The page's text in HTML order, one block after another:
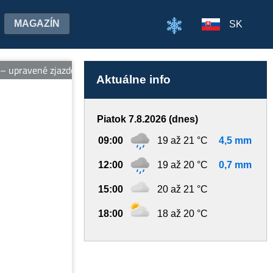
MAGAZÍN SK
zjazdovky, vleky, ubytovanie pri svahu, wellness a
Aktuálne info
Piatok 7.8.2026 (dnes)
09:00 19 až 21 °C 4,5 mm
12:00 19 až 20 °C 0,7 mm
15:00 20 až 21 °C
18:00 18 až 20 °C